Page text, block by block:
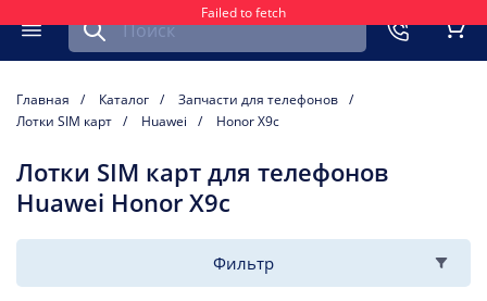
Failed to fetch
Меню
Найти запчасть для мобильного устройства
Главная Каталог
Запчасти для телефонов
Лотки SIM карт
Huawei Honor X9c
Лотки SIM карт для телефонов
Huawei Honor X9c
Фильтр